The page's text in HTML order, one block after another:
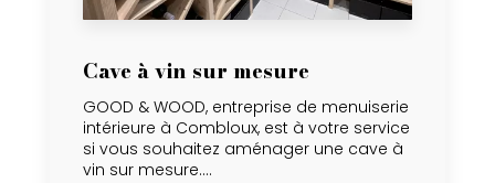
Cave à vin sur mesure
GOOD & WOOD, entreprise de menuiserie
intérieure à Combloux, est à votre service
si vous souhaitez aménager une cave à
vin sur mesure....